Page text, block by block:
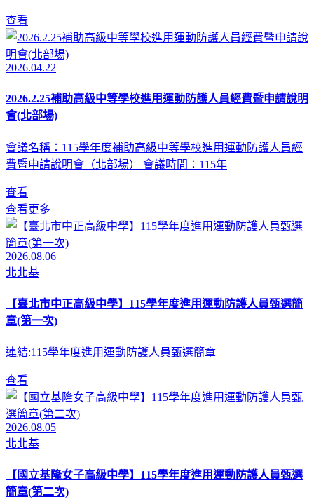
查看
2026.04.22
2026.2.25補助高級中等學校進用運動防護人員經費暨申請說明
會(北部場)
會議名稱：115學年度補助高級中等學校進用運動防護人員經
費暨申請說明會（北部場） 會議時間：115年
查看
查看更多
2026.08.06
北北基
【臺北市中正高級中學】115學年度進用運動防護人員甄選簡
章(第一次)
連結:115學年度進用運動防護人員甄選簡章
查看
2026.08.05
北北基
【國立基隆女子高級中學】115學年度進用運動防護人員甄選
簡章(第二次)